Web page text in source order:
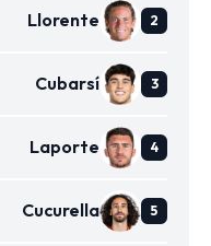
Llorente
Cubarsí
Laporte
Cucurella